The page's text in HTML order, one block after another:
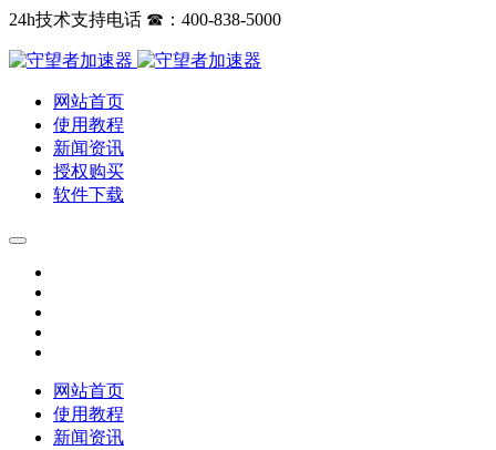
24h技术支持电话 ☎：400-838-5000
网站首页
使用教程
新闻资讯
授权购买
软件下载
网站首页
使用教程
新闻资讯